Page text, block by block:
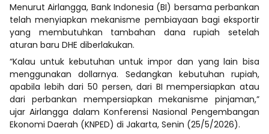
Menurut Airlangga, Bank Indonesia (BI) bersama perbankan
telah menyiapkan mekanisme pembiayaan bagi eksportir
yang membutuhkan tambahan dana rupiah setelah
aturan baru DHE diberlakukan.
“Kalau untuk kebutuhan untuk impor dan yang lain bisa
menggunakan dollarnya. Sedangkan kebutuhan rupiah,
apabila lebih dari 50 persen, dari BI mempersiapkan atau
dari perbankan mempersiapkan mekanisme pinjaman,”
ujar Airlangga dalam Konferensi Nasional Pengembangan
Ekonomi Daerah (KNPED) di Jakarta, Senin (25/5/2026).